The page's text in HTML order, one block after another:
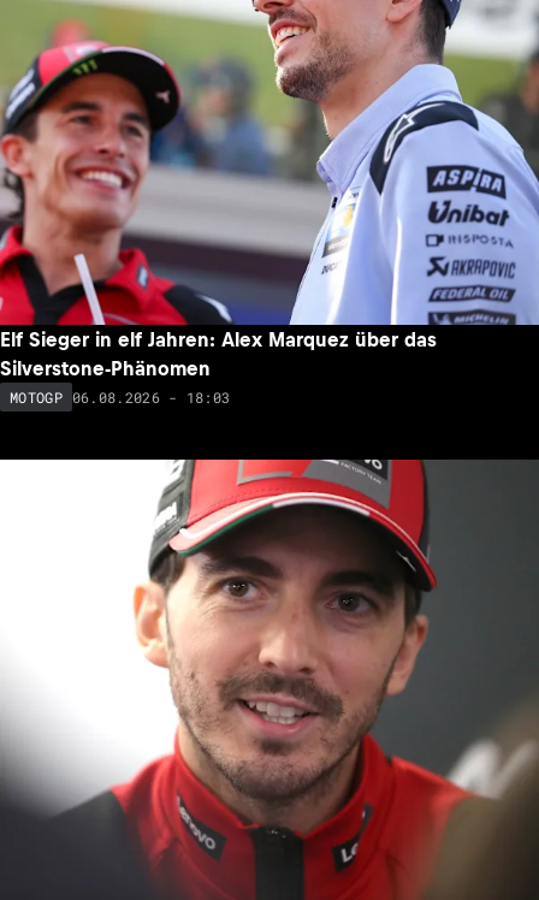
Elf Sieger in elf Jahren: Alex Marquez über das
Silverstone-Phänomen
MOTOGP 06.08.2026 - 18:03